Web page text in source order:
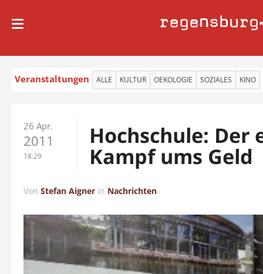
regensburg
Veranstaltungen ALLE KULTUR OEKOLOGIE SOZIALES KINO
26 Apr.
2011
18:29
Hochschule: Der
Kampf ums Geld
Von Stefan Aigner in Nachrichten